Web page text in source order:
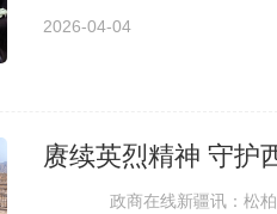
2026-04-04
赓续英烈精神 守护
政商在线新疆讯：松柏寄